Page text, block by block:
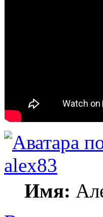
alex83
Имя: